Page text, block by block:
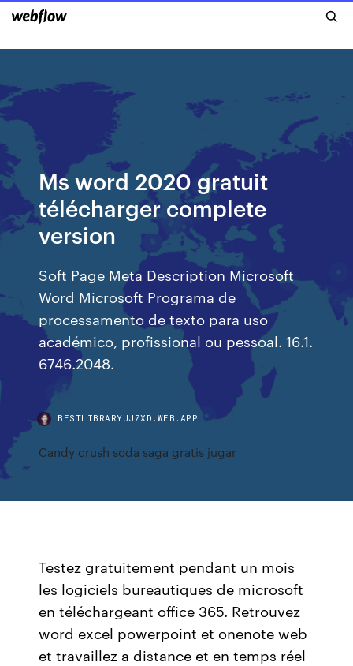
Ms word 2020 gratuit
télécharger complete
version
Soft Page Meta Description Microsoft
Word Microsoft Programa de
processamento de texto para uso
académico, profissional ou pessoal. 16.1.
6746.2048.
BESTLIBRARYJJZXD.WEB.APP
Candy crush soda saga gratis jugar
Testez gratuitement pendant un mois
les logiciels bureautiques de microsoft
en téléchargeant office 365. Retrouvez
word excel powerpoint et onenote web
et travaillez a distance et en temps réel